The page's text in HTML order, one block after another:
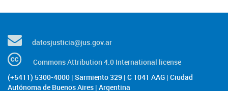
datosjusticia@jus.gov.ar
Commons Attribution 4.0 International license
(+5411) 5300-4000 | Sarmiento 329 | C 1041 AAG | Ciudad
Autónoma de Buenos Aires | Argentina